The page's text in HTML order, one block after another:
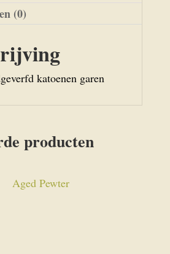
(0)
katoenen garen
producten